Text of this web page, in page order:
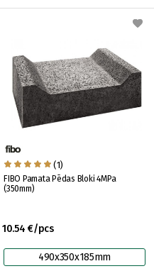
(1)
FIBO Pamata Pēdas Bloki 4MPa
(350mm)
10.54 €/pcs
490x350x185mm